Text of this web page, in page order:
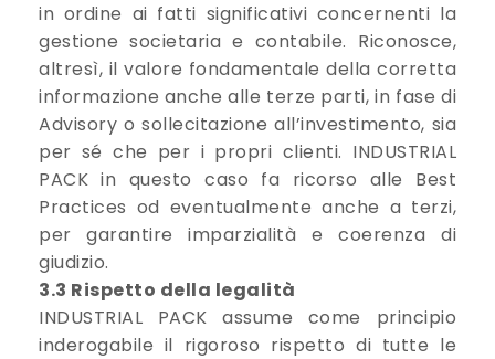
in ordine ai fatti significativi concernenti la
gestione societaria e contabile. Riconosce,
altresì, il valore fondamentale della corretta
informazione anche alle terze parti, in fase di
Advisory o sollecitazione all’investimento, sia
per sé che per i propri clienti. INDUSTRIAL
PACK in questo caso fa ricorso alle Best
Practices od eventualmente anche a terzi,
per garantire imparzialità e coerenza di
giudizio.
3.3 Rispetto della legalità
INDUSTRIAL PACK assume come principio
inderogabile il rigoroso rispetto di tutte le